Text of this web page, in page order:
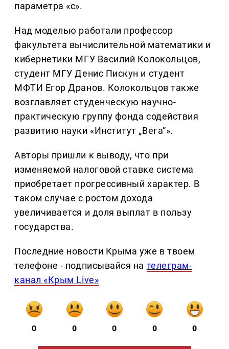
параметра «с».
Над моделью работали профессор
факультета вычислительной математики и
кибернетики МГУ Василий Колокольцов,
студент МГУ Денис Пискун и студент
МФТИ Егор Дранов. Колокольцов также
возглавляет студенческую научно-
практическую группу фонда содействия
развитию науки «Институт „Вега“».
Авторы пришли к выводу, что при
изменяемой налоговой ставке система
приобретает прогрессивный характер. В
таком случае с ростом дохода
увеличивается и доля выплат в пользу
государства.
Последние новости Крыма уже в твоем
телефоне - подписывайся на телеграм-
канал «Крым Live»
0 0 0 0 0